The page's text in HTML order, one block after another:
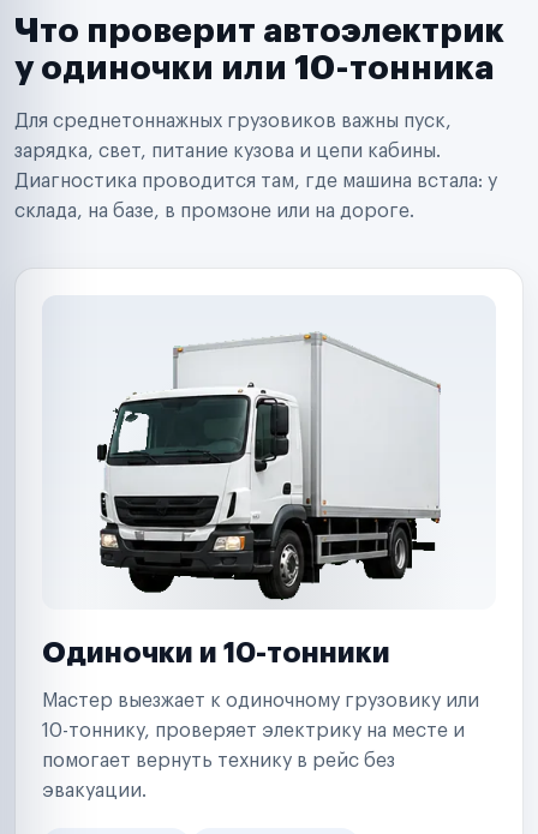
Автодилеры
Поставщики запчастей
Аренда спецтехники
Ремонт спецтехники
Ритейл-сети
Управляющие компании
Страховые компании
Что проверит автоэлектрик
у одиночки или 10-тонника
Для среднетоннажных грузовиков важны пуск,
зарядка, свет, питание кузова и цепи кабины.
Диагностика проводится там, где машина встала: у
склада, на базе, в промзоне или на дороге.
Одиночки и 10-тонники
Мастер выезжает к одиночному грузовику или
10-тоннику, проверяет электрику на месте и
помогает вернуть технику в рейс без
эвакуации.